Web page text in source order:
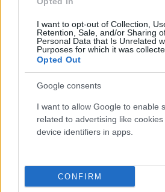
I want to opt-out of Collection,
Retention, Sale, and/or Sharing
Personal Data that Is Unrelated
Purposes for which it was
Opted Out
Google consents
I want to allow Google to enable
related to advertising like
device identifiers in apps.
CONFIRM
τότε μπορεί να καλέσει το
ΕΟΠΥΥ (2108110500) και το νέο
Call Center στο 18181 και με
ανθρώπων του Οργανισμού να
την αίτησή του δίνοντας το
επιβεβαίωση.
Τα στοιχεία επιβεβαιώνονται
σύστημα και έτσι με τη
χρειάζεται να έχετε πρόσβαση